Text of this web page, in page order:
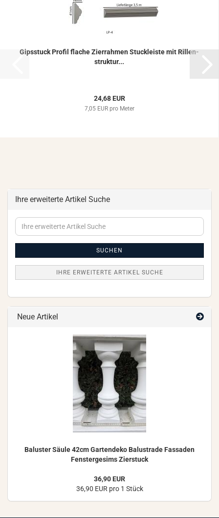
Gips­stuck Pro­fil fla­che Zier­rah­men Stuck­leis­te mit Ril­len­
struk­tur...
24,68 EUR
7,05 EUR pro Meter
Ihre erweiterte Artikel Suche
Ihre
erweiterte
SUCHEN
IHRE ERWEITERTE ARTIKEL SUCHE
Neue Artikel
Ba­lus­ter Säule 42cm Gar­ten­de­ko Ba­lus­tra­de Fas­sa­den
Fens­ter­ge­sims Zier­stuck
36,90 EUR
36,90 EUR pro 1 Stück